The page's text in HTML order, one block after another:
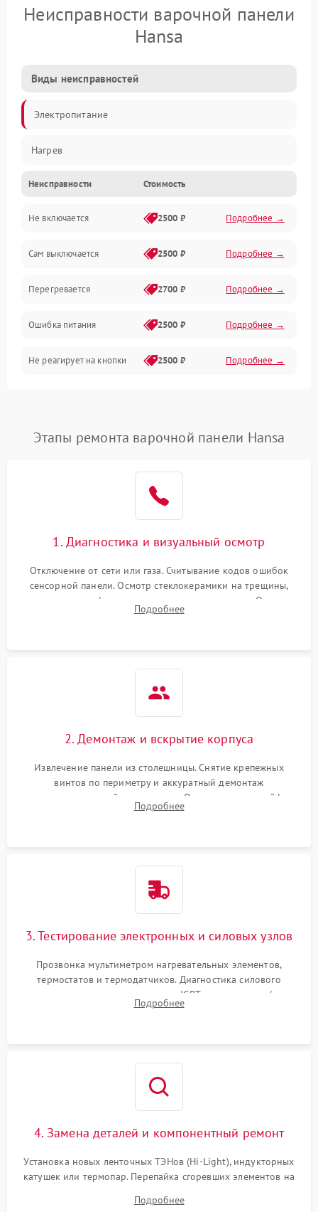
Неисправности варочной панели
Hansa
Виды неисправностей
Электропитание
Нагрев
Неисправности Стоимость
Не включается 2500 ₽ Подробнее →
Сам выключается 2500 ₽ Подробнее →
Перегревается 2700 ₽ Подробнее →
Ошибка питания 2500 ₽ Подробнее →
Не реагирует на кнопки 2500 ₽ Подробнее →
Этапы ремонта варочной панели Hansa
1. Диагностика и визуальный осмотр
Отключение от сети или газа. Считывание кодов ошибок
сенсорной панели. Осмотр стеклокерамики на трещины,
проверка конфорок на равномерность нагрева. Опрос
клиента о симптомах (не включается, не видит посуду,
Подробнее
2. Демонтаж и вскрытие корпуса
Извлечение панели из столешницы. Снятие крепежных
винтов по периметру и аккуратный демонтаж
стеклокерамической поверхности. Отсоединение шлейфов
сенсорного блока для доступа к силовым платам, катушкам
Подробнее
3. Тестирование электронных и силовых узлов
Прозвонка мультиметром нагревательных элементов,
термостатов и термодатчиков. Диагностика силового
модуля, реле, диодных мостов и IGBT-транзисторов (для
индукции). Проверка кранов и газ-контроля (для газовых
Подробнее
4. Замена деталей и компонентный ремонт
Установка новых ленточных ТЭНов (Hi-Light), индукторных
катушек или термопар. Перепайка сгоревших элементов на
дорожек. Очистка контактов и замена поврежденной
Подробнее